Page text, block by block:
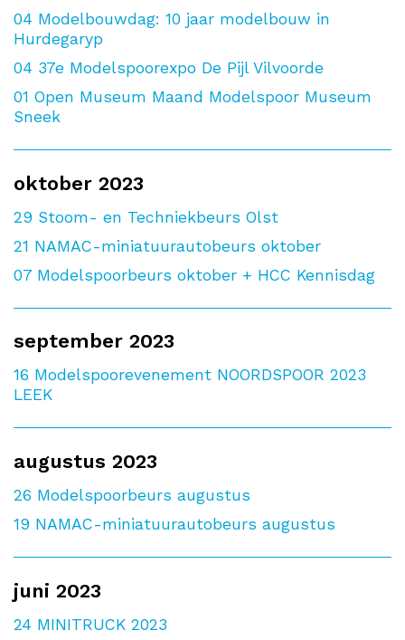
04 Modelbouwdag: 10 jaar modelbouw in
Hurdegaryp
04 37e Modelspoorexpo De Pijl Vilvoorde
01 Open Museum Maand Modelspoor Museum
Sneek
oktober 2023
29 Stoom- en Techniekbeurs Olst
21 NAMAC-miniatuurautobeurs oktober
07 Modelspoorbeurs oktober + HCC Kennisdag
september 2023
16 Modelspoorevenement NOORDSPOOR 2023
LEEK
augustus 2023
26 Modelspoorbeurs augustus
19 NAMAC-miniatuurautobeurs augustus
juni 2023
24 MINITRUCK 2023